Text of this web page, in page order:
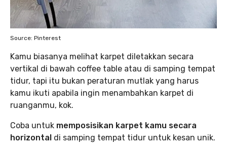
Source: Pinterest
Kamu biasanya melihat karpet diletakkan secara
vertikal di bawah coffee table atau di samping tempat
tidur, tapi itu bukan peraturan mutlak yang harus
kamu ikuti apabila ingin menambahkan karpet di
ruanganmu, kok.
Coba untuk memposisikan karpet kamu secara
horizontal di samping tempat tidur untuk kesan unik.